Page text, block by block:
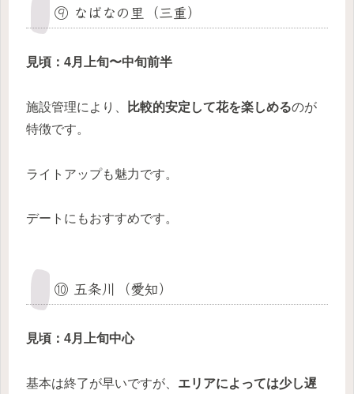
⑨ なばなの里（三重）
見頃：4月上旬〜中旬前半
施設管理により、 比較的安定して花を楽しめるのが
特徴です。
ライトアップも魅力です。
デートにもおすすめです。
⑩ 五条川（愛知）
見頃：4月上旬中心
基本は終了が早いですが、 エリアによっては少し遅